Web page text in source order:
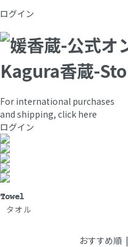
ログイン
For international purchases
and shipping, click here
ログイン
Towel
タオル
おすすめ順 |